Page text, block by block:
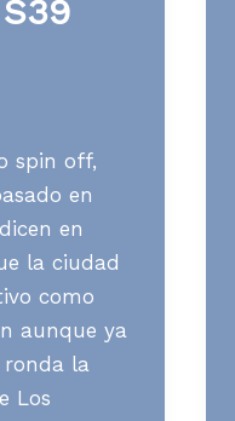
spin off,
en
en
la ciudad
como
aunque ya
ronda la
Los